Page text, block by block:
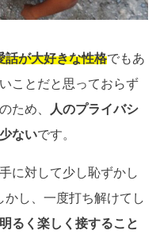
話が大好きな性格でもあ
ことだと思っておらず
ため、
人のプライバシ
ないです。
に対して少し恥ずかし
かし、一度打ち解けてし
るく楽しく接すること